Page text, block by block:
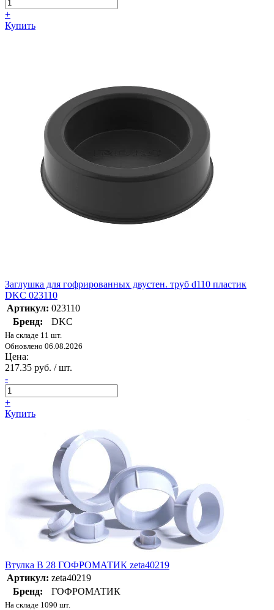
+
Купить
Заглушка для гофрированных двустен. труб d110 пластик
DKC 023110
Артикул: 023110
Бренд:
DKC
На складе 11 шт.
Обновлено 06.08.2026
Цена:
217.35 руб. / шт.
-
+
Купить
Втулка В 28 ГОФРОМАТИК zeta40219
Артикул: zeta40219
Бренд:
ГОФРОМАТИК
На складе 1090 шт.